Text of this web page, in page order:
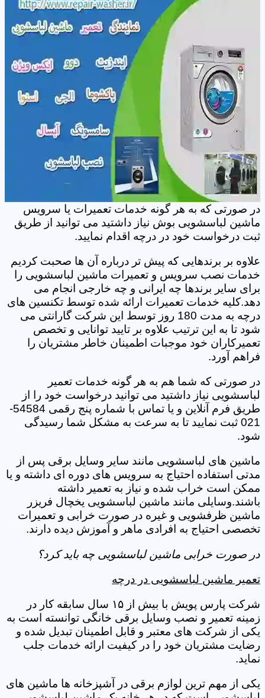
در صورتی که به هر گونه خدمات تعمیرات یا سرویس
ماشین لباسشویی بوش نیاز داشتید می توانید از طریق
ثبت درخواست خود در درچه اقدام نمایید.
علاوه بر برندهایی که پیش تر درباره آن ها صحبت کردیم
خدمات نصب سرویس و تعمیرات ماشین لباسشویی را
برای سایر برندها چه ایرانی و چه خارجی انجام می
دهد.کلیه خدمات تعمیرات ارائه شده توسط تکنسین های
درچه به مدت 180 روز توسط این شرکت گارانتی می
شود تا به این ترتیب علاوه بر تایید توانایی و تخصص
تعمیرکاران خود موجبات اطمینان خاطر مشتریان را
فراهم آورد.
در صورتی که شما هم به هر گونه خدمات تعمیر
لباسشویی نیاز داشتید می توانید درخواست خود را از
طریق فرم آنلاین و یا تماس با شماره پنج رقمی 54584-
021 ثبت نمایید تا به سرعت به مشکل شما رسیدگی
شود.
ماشین های لباسشویی مانند سایر وسایل برقی پس از
مدتی استفاده احتیاج به سرویس های دوره ای داشته و یا
ممکن است خراب شده و نیاز به تعمیر داشته
باشند.وسایلی مانند ماشین لباسشویی یخچال فریزر
ماشین ظرفشویی و غیره در صورت خرابی و تعمیرات
تخصصی احتیاج به افرادی ماهر و آموزش دیده دارند.
در صورت خرابی ماشین لباسشویی چه باید کرد؟
تعمیر ماشین لباسشویی در درچه
شرکت پارس پویش با بیش از ۱۵ سال سابقه کار در
زمینه تعمیر و نصب وسایل برقی خانگی توانسته است به
یکی از شرکت های معتبر و قابل اطمینان تبدیل شده و
رضایت مشتریان خود را در کیفیت ارائه خدمات جلب
نماید.
یکی از مهم ترین لوازم برقی در آشپزخانه ها ماشین های